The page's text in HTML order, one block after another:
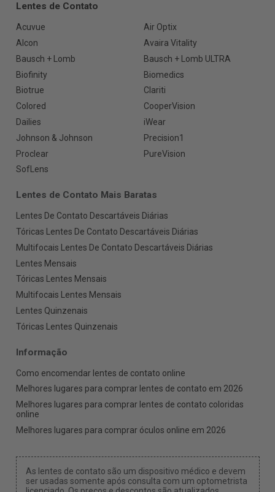
Lentes de Contato
Acuvue
Air Optix
Alcon
Avaira Vitality
Bausch + Lomb
Bausch + Lomb ULTRA
Biofinity
Biomedics
Biotrue
Clariti
Colored
CooperVision
Dailies
iWear
Johnson & Johnson
Precision1
Proclear
PureVision
SofLens
Lentes de Contato Mais Baratas
Lentes De Contato Descartáveis Diárias
Tóricas Lentes De Contato Descartáveis Diárias
Multifocais Lentes De Contato Descartáveis Diárias
Lentes Mensais
Tóricas Lentes Mensais
Multifocais Lentes Mensais
Lentes Quinzenais
Tóricas Lentes Quinzenais
Informação
Como encomendar lentes de contato online
Melhores lugares para comprar lentes de contato em 2026
Melhores lugares para comprar lentes de contato coloridas
online
Melhores lugares para comprar óculos online em 2026
As lentes de contato são um dispositivo médico e devem
ser usadas somente após consulta com um optometrista